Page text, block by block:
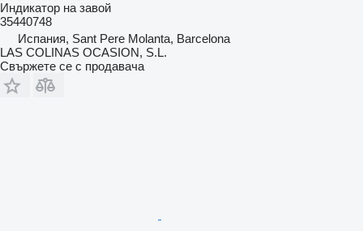
Индикатор на завой
35440748
Испания, Sant Pere Molanta, Barcelona
LAS COLINAS OCASION, S.L.
Свържете се с продавача